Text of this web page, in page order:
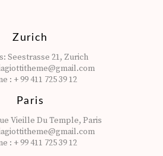
Zurich
Seestrasse 21, Zurich
: + 99 411 725 39 12
Paris
Vieille Du Temple, Paris
: + 99 411 725 39 12